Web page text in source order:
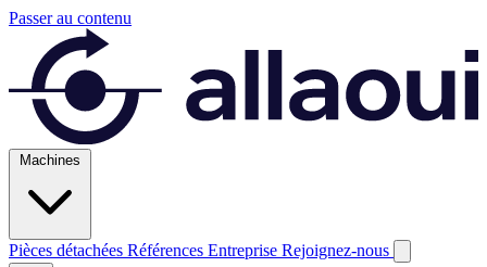
Passer au contenu
Machines
Pièces détachées Références Entreprise Rejoignez-nous